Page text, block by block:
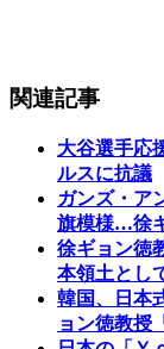
関連記事
大谷選手応
ルスに抗議
ガンズ・ア
旗模様…徐
徐ギョン徳
本領土とし
韓国、日本
ョン徳教授